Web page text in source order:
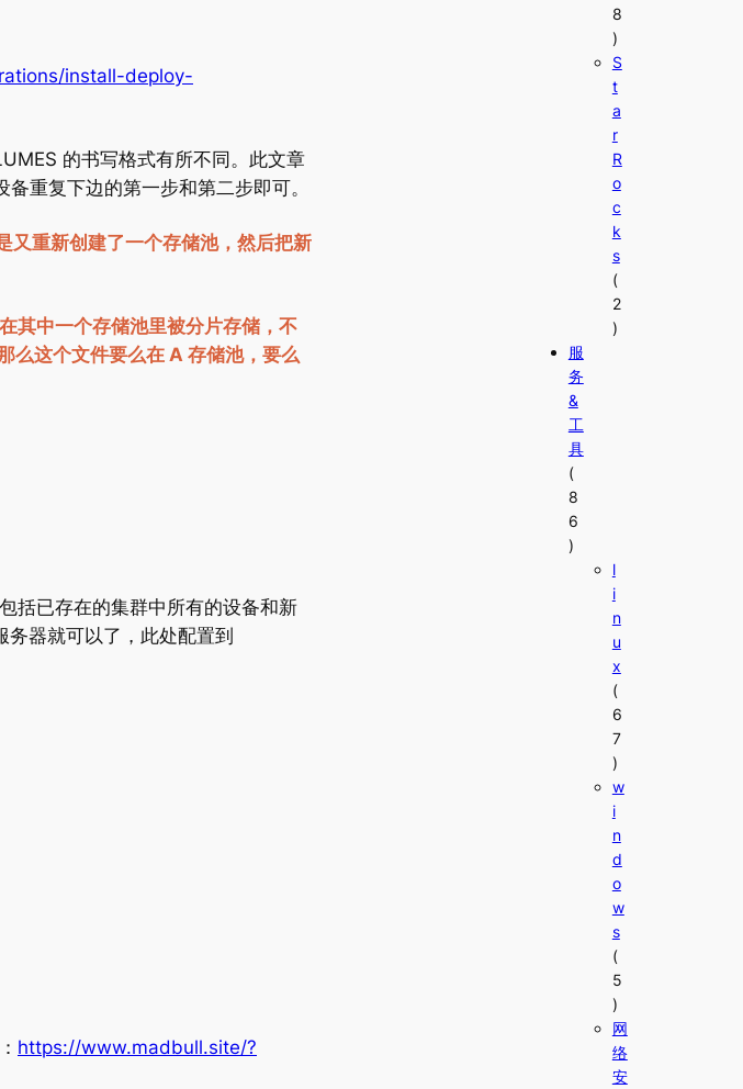
install-deploy-
的书写格式有所不同。此文章
重复下边的第一步和第二步即可。
又重新创建了一个存储池，然后把新
其中一个存储池里被分片存储，不
么这个文件要么在 A 存储池，要么
包括已存在的集群中所有的设备和新
器就可以了，此处配置到
https://www.madbull.site/?
8
)
S
t
a
r
R
o
c
k
s
(
2
)
服
务
&
工
具
(
8
6
)
l
i
n
u
x
(
6
7
)
w
i
n
d
o
w
s
(
5
)
网
络
安